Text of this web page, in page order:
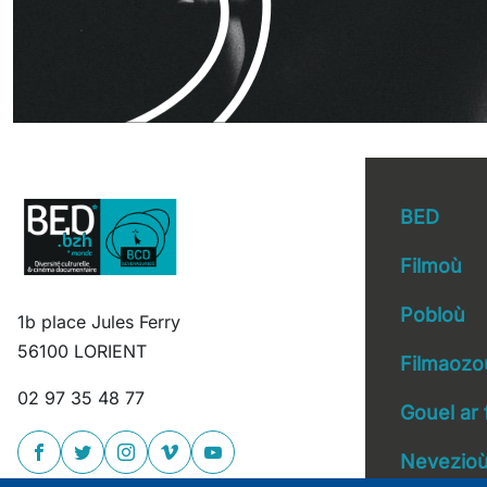
1b place Jules Ferry
56100 LORIENT
02 97 35 48 77
BED
Filmoù
Pobloù
Gouel ar
Nevezioù